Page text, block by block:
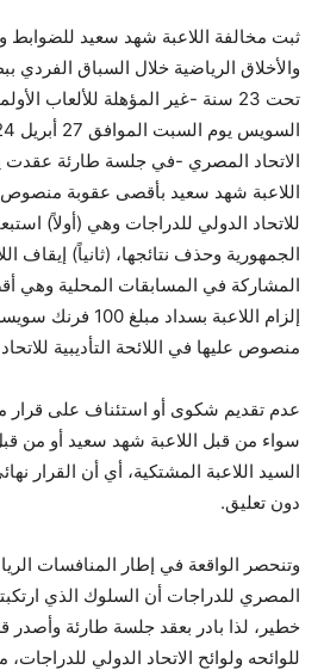
ثبت مخالفة اللاعبة شهد سعيد للضوابط
والأخلاق الرياضية خلال السباق الفردي
تحت 23 سنة -غير المؤهلة للألعاب
اللاعبة شهد سعيد بأقصى عقوبة منصوص
للاتحاد الدولي للدراجات وهي (أولاً)
الجمهورية وحذف نتائجها، (ثانياً) إيقاف
المشاركة في المسابقات المحلية وهي
إلزام اللاعبة
منصوص عليها في اللائحة التأديبية
عدم تقديم شكوى أو استئناف على قرار
سواء من قبل اللاعبة شهد سعيد أو من
السيد اللاعبة المشتكية، أي أن القرار
دون تعليق.
وتنحصر الواقعة في إطار المنافسات
المصري للدراجات أن السلوك الذي
خطير، لذا بادر بعقد جلسة طارئة وأصدر
للوائحه ولوائح الاتحاد الدولي للدراجات،